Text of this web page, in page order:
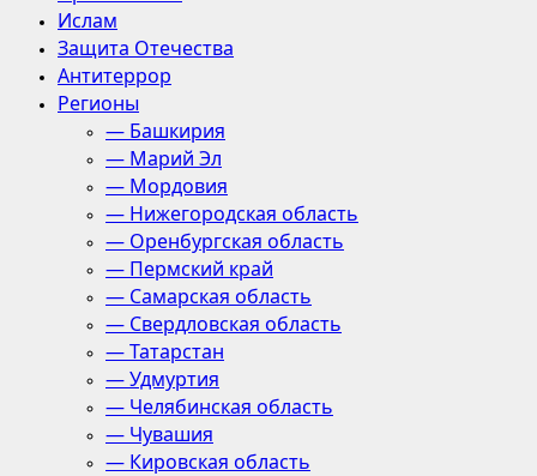
Ислам
Защита Отечества
Антитеррор
Регионы
— Башкирия
— Марий Эл
— Мордовия
— Нижегородская область
— Оренбургская область
— Пермский край
— Самарская область
— Свердловская область
— Татарстан
— Удмуртия
— Челябинская область
— Чувашия
— Кировская область